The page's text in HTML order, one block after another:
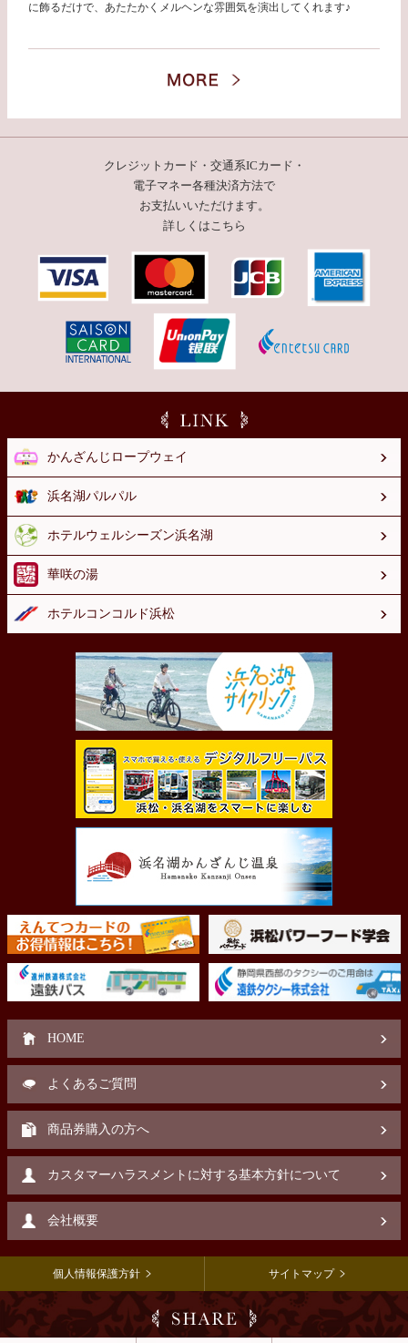
に飾るだけで、あたたかくメルヘンな雰囲気を演出してくれます♪
クレジットカード・交通系ICカード・
電子マネー各種決済方法で
お支払いいただけます。
詳しくはこちら
かんざんじロープウェイ
浜名湖パルパル
ホテルウェルシーズン浜名湖
華咲の湯
ホテルコンコルド浜松
HOME
よくあるご質問
商品券購入の方へ
カスタマーハラスメントに対する基本方針について
会社概要
個人情報保護方針 サイトマップ